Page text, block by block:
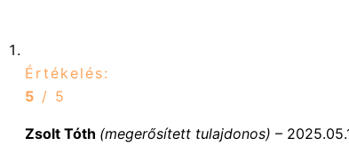
Értékelés:
5 / 5
Zsolt Tóth (megerősített tulajdonos) –